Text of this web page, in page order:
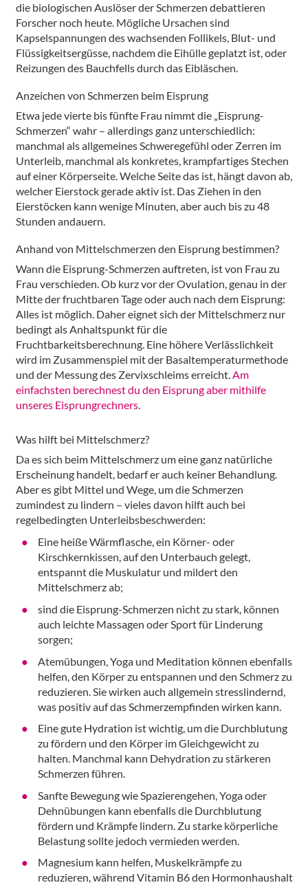
die biologischen Auslöser der Schmerzen debattieren
Forscher noch heute. Mögliche Ursachen sind
Kapselspannungen des wachsenden Follikels, Blut- und
Flüssigkeitsergüsse, nachdem die Eihülle geplatzt ist, oder
Reizungen des Bauchfells durch das Eibläschen.
Anzeichen von Schmerzen beim Eisprung
Etwa jede vierte bis fünfte Frau nimmt die „Eisprung-
Schmerzen“ wahr – allerdings ganz unterschiedlich:
manchmal als allgemeines Schweregefühl oder Zerren im
Unterleib, manchmal als konkretes, krampfartiges Stechen
auf einer Körperseite. Welche Seite das ist, hängt davon ab,
welcher Eierstock gerade aktiv ist. Das Ziehen in den
Eierstöcken kann wenige Minuten, aber auch bis zu 48
Stunden andauern.
Anhand von Mittelschmerzen den Eisprung bestimmen?
Wann die Eisprung-Schmerzen auftreten, ist von Frau zu
Frau verschieden. Ob kurz vor der Ovulation, genau in der
Mitte der fruchtbaren Tage oder auch nach dem Eisprung:
Alles ist möglich. Daher eignet sich der Mittelschmerz nur
bedingt als Anhaltspunkt für die
Fruchtbarkeitsberechnung. Eine höhere Verlässlichkeit
wird im Zusammenspiel mit der Basaltemperaturmethode
und der Messung des Zervixschleims erreicht.Am
einfachsten berechnest du den Eisprung aber mithilfe
unseres Eisprungrechners.
Was hilft bei Mittelschmerz?
Da es sich beim Mittelschmerz um eine ganz natürliche
Erscheinung handelt, bedarf er auch keiner Behandlung.
Aber es gibt Mittel und Wege, um die Schmerzen
zumindest zu lindern – vieles davon hilft auch bei
regelbedingten Unterleibsbeschwerden:
Eine heiße Wärmflasche, ein Körner- oder
Kirschkernkissen, auf den Unterbauch gelegt,
entspannt die Muskulatur und mildert den
Mittelschmerz ab;
sind die Eisprung-Schmerzen nicht zu stark, können
auch leichte Massagen oder Sport für Linderung
sorgen;
Atemübungen, Yoga und Meditation können ebenfalls
helfen, den Körper zu entspannen und den Schmerz zu
reduzieren. Sie wirken auch allgemein stresslindernd,
was positiv auf das Schmerzempfinden wirken kann.
Eine gute Hydration ist wichtig, um die Durchblutung
zu fördern und den Körper im Gleichgewicht zu
halten. Manchmal kann Dehydration zu stärkeren
Schmerzen führen.
Sanfte Bewegung wie Spazierengehen, Yoga oder
Dehnübungen kann ebenfalls die Durchblutung
fördern und Krämpfe lindern. Zu starke körperliche
Belastung sollte jedoch vermieden werden.
Magnesium kann helfen, Muskelkrämpfe zu
reduzieren, während Vitamin B6 den Hormonhaushalt